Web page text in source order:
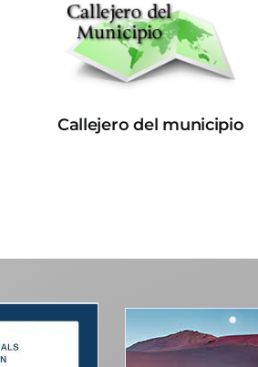
Callejero del municipio